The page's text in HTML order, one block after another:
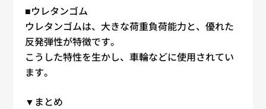
■ウレタンゴム
ウレタンゴムは、大きな荷重負荷能力と、優れた
反発弾性が特徴です。
こうした特性を生かし、車輪などに使用されてい
ます。
▼まとめ